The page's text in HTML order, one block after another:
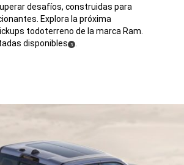
desafíos, construidas para
Explora la próxima
todoterreno de la marca Ram.
disponibles (3)